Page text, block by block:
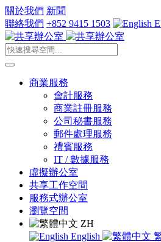
關於我們 新聞
聯絡我們 +852 9415 1503
商業服務
會計服務
商業註冊服務
公司秘書服務
郵件處理服務
禮賓服務
IT / 數據服務
虛擬辦公室
共享工作空間
服務式辦公室
瀏覽空間
ZH
English